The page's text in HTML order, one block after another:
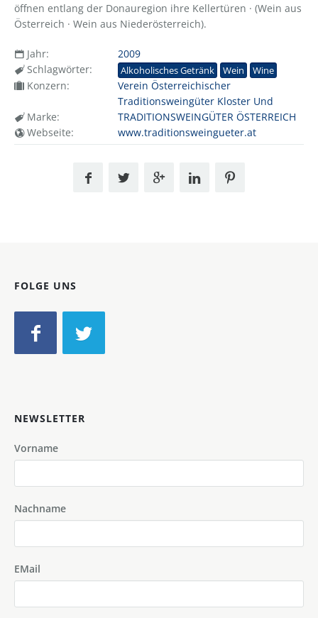
öffnen entlang der Donauregion ihre Kellertüren · (Wein aus
Österreich · Wein aus Niederösterreich).
Jahr:
2009
Schlagwörter:
Alkoholisches Getränk Wein Wine
Konzern:
Verein Österreichischer
Traditionsweingüter Kloster Und
Marke:
TRADITIONSWEINGÜTER ÖSTERREICH
Webseite:
www.traditionsweingueter.at
FOLGE UNS
NEWSLETTER
Vorname
Nachname
EMail